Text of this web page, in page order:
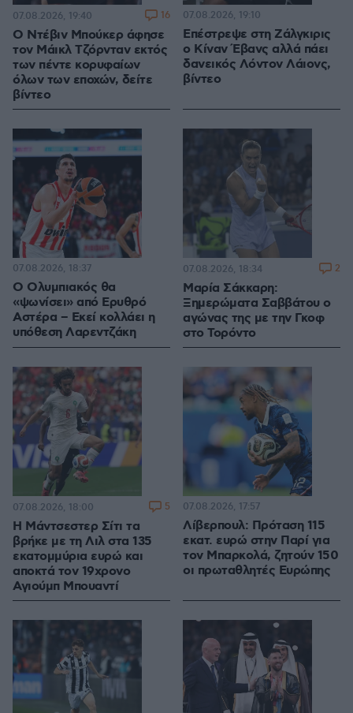
Ο Ντέβιν Μπούκερ άφησε
τον Μάικλ Τζόρνταν εκτός
των πέντε κορυφαίων
όλων των εποχών, δείτε
βίντεο
07.08.2026, 19:40 16
Επέστρεψε στη Ζάλγκιρις
ο Κίναν Έβανς αλλά πάει
δανεικός Λόντον Λάιονς,
βίντεο
07.08.2026, 19:10
Ο Ολυμπιακός θα
«ψωνίσει» από Ερυθρό
Αστέρα – Εκεί κολλάει η
υπόθεση Λαρεντζάκη
07.08.2026, 18:37
Μαρία Σάκκαρη:
Ξημερώματα Σαββάτου ο
αγώνας της με την Γκοφ
στο Τορόντο
07.08.2026, 18:34 2
Η Μάντσεστερ Σίτι τα
βρήκε με τη Λιλ στα 135
εκατομμύρια ευρώ και
αποκτά τον 19χρονο
Αγιούμπ Μπουαντί
07.08.2026, 18:00 5
Λίβερπουλ: Πρόταση 115
εκατ. ευρώ στην Παρί για
τον Μπαρκολά, ζητούν 150
οι πρωταθλητές Ευρώπης
07.08.2026, 17:57